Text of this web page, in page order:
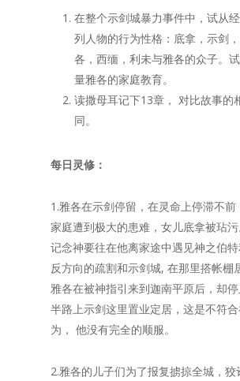
在整个示剑城暴力事件中，试从
列人物的行为性格：底拿，示剑
各，西缅，利未与雅各的众子。
量雅各的家庭教育。
读撒母耳记下13章， 对比故事的
同。
每日灵修：
1.雅各在示剑停留，在灵命上停滞不前
家庭遭到极大的患难，女儿底拿被玷
记念神要往在他离家途中遇见神之伯
反方向的疏割和示剑城, 在那里搭帐棚
雅各在被神指引来到迦南平原后，却
半路上示剑这里置业定居，这是不符
为， 他没有完全的顺服。
2.雅各的儿子们为了报复掳掠全城，